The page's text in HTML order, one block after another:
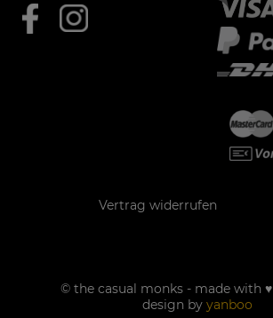
Vertrag widerrufen
© the casual monks - made with
design by yanboo